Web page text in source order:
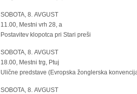
SOBOTA, 8. AVGUST
11.00, Mestni vrh 28, a
Postavitev klopotca pri Stari preši
SOBOTA, 8. AVGUST
18.00, Mestni trg, Ptuj
Ulične predstave (Evropska žonglerska
SOBOTA, 8. AVGUST